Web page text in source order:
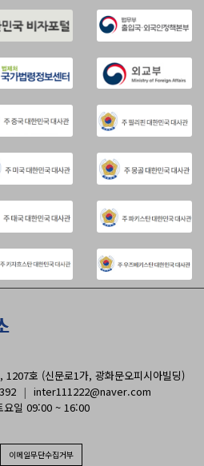
호 (신문로1가, 광화문오피시아빌딩)
| inter111222@naver.com
요일 09:00 ~ 16:00
이메일무단수집거부